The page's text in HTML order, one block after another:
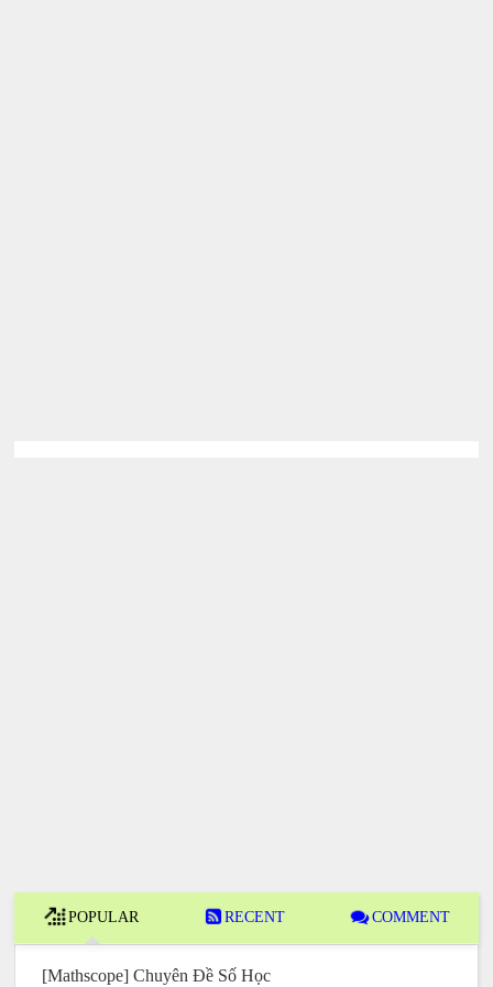
POPULAR RECENT COMMENT
[Mathscope] Chuyên Đề Số Học